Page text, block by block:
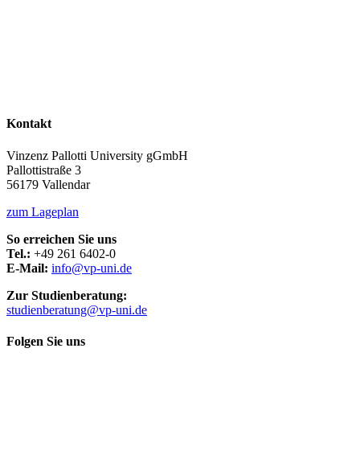
Kontakt
Vinzenz Pallotti University gGmbH
Pallottistraße 3
56179 Vallendar
zum Lageplan
So erreichen Sie uns
Tel.: +49 261 6402-0
E-Mail: info@vp-uni.de
Zur Studienberatung:
studienberatung@vp-uni.de
Folgen Sie uns